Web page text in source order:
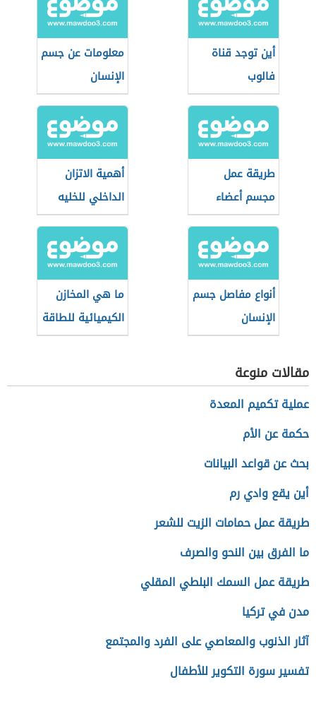
أين توجد قناة
فالوب
معلومات عن جسم
الإنسان
طريقة عمل
مجسم أعضاء
جسم الإنسان
الداخلية
أهمية الاتزان
الداخلي للخليه
أنواع مفاصل جسم
الإنسان
ما هي المخازن
الكيميائية للطاقة
في الجسم؟
مقالات منوعة
عملية تكميم المعدة
حكمة عن الأم
بحث عن قواعد البيانات
أين يقع وادي رم
طريقة عمل حمامات الزيت للشعر
ما الفرق بين النحو والصرف
طريقة عمل السمك البلطي المقلي
مدن في تركيا
آثار الذنوب والمعاصي على الفرد والمجتمع
تفسير سورة التكوير للأطفال